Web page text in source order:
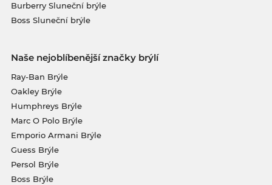
Burberry Sluneční brýle
Boss Sluneční brýle
Naše nejoblíbenější značky brýlí
Ray-Ban Brýle
Oakley Brýle
Humphreys Brýle
Marc O Polo Brýle
Emporio Armani Brýle
Guess Brýle
Persol Brýle
Boss Brýle